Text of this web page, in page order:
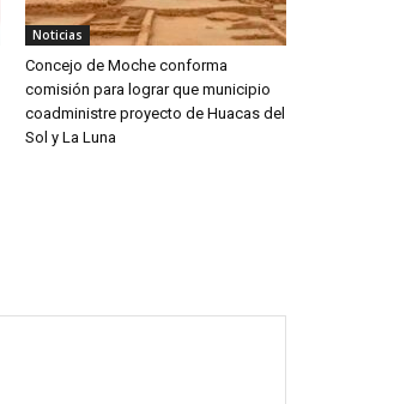
Noticias
Concejo de Moche conforma
comisión para lograr que municipio
coadministre proyecto de Huacas del
Sol y La Luna